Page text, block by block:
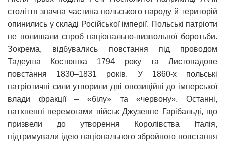
століття значна частина польського народу й територій
опинились у складі Російської імперії. Польські патріоти
не полишали спроб національно-визвольної боротьби.
Зокрема, відбувались повстання під проводом
Тадеуша Костюшка 1794 року та Листопадове
повстання 1830–1831 років. У 1860-х польські
патріотичні сили утворили дві опозиційні до імперської
влади фракції – «білу» та «червону». Останні,
натхненні перемогами військ Джузеппе Гарібальді, що
призвели до утворення Королівства Італія,
підтримували ідею національного збройного повстання